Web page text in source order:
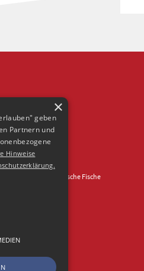
© 2026 Agentur Frische Fische
×
geben
Partnern und
Hinweise